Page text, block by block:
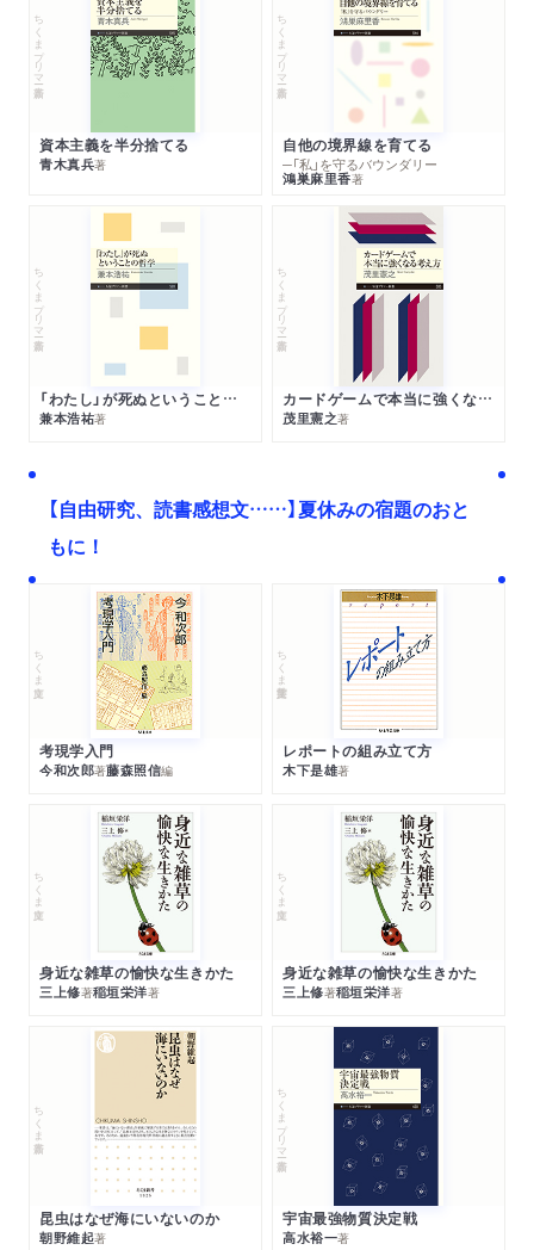
ちくまプリマー新書
資本主義を半分捨てる
青木真兵著
ちくまプリマー新書
自他の境界線を育てる
─「私」を守るバウンダリー
鴻巣麻里香著
ちくまプリマー新書
「わたし」が死ぬということの哲学
兼本浩祐著
ちくまプリマー新書
カードゲームで本当に強くなる考え方
茂里憲之著
【自由研究、読書感想文……】夏休みの宿題のおと
もに！
ちくま文庫
考現学入門
今和次郎著藤森照信編
ちくま学芸文庫
レポートの組み立て方
木下是雄著
ちくま文庫
身近な雑草の愉快な生きかた
三上修著稲垣栄洋著
ちくま文庫
身近な雑草の愉快な生きかた
三上修著稲垣栄洋著
ちくま新書
昆虫はなぜ海にいないのか
朝野維起著
ちくまプリマー新書
宇宙最強物質決定戦
高水裕一著